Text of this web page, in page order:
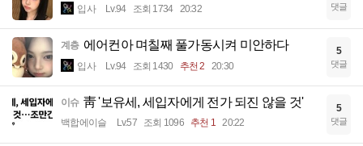
입사 Lv.94 조회 1734 20:32 댓글
계층 에어컨아 며칠째 풀가동시켜 미안하다
입사 Lv.94 조회 1430 추천 2 20:30
5
댓글
이슈 靑 '보유세, 세입자에게 전가 되진 않을 것'
백합에이슬 Lv.57 조회 1096 추천 1 20:22
5
댓글